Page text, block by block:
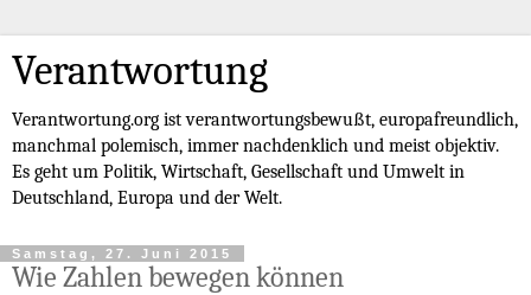
Verantwortung
Verantwortung.org ist verantwortungsbewußt, europafreundlich,
manchmal polemisch, immer nachdenklich und meist objektiv.
Es geht um Politik, Wirtschaft, Gesellschaft und Umwelt in
Deutschland, Europa und der Welt.
Samstag, 27. Juni 2015
Wie Zahlen bewegen können